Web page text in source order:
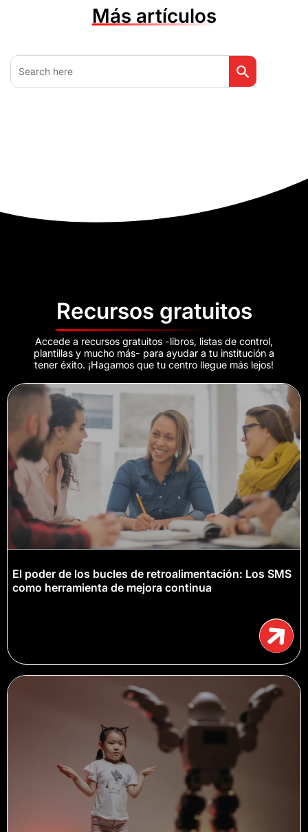
Más artículos
Buscar: Botón de
Recursos gratuitos
Accede a recursos gratuitos -libros, listas de control,
plantillas y mucho más- para ayudar a tu institución a
tener éxito. ¡Hagamos que tu centro llegue más lejos!
El poder de los bucles de retroalimentación: Los SMS
como herramienta de mejora continua